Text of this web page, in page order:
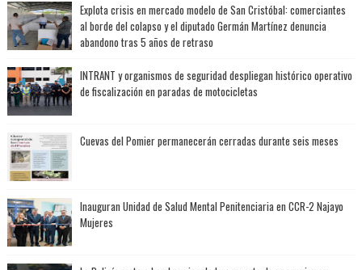
Explota crisis en mercado modelo de San Cristóbal: comerciantes
al borde del colapso y el diputado Germán Martínez denuncia
abandono tras 5 años de retraso
INTRANT y organismos de seguridad despliegan histórico operativo
de fiscalización en paradas de motocicletas
Cuevas del Pomier permanecerán cerradas durante seis meses
Inauguran Unidad de Salud Mental Penitenciaria en CCR-2 Najayo
Mujeres